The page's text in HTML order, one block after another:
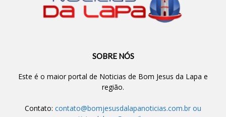
SOBRE NÓS
Este é o maior portal de Noticias de Bom Jesus da Lapa e
região.
Contato: contato@bomjesusdalapanoticias.com.br ou